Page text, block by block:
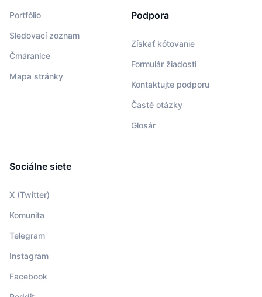
Portfólio
Sledovací zoznam
Čmáranice
Mapa stránky
Podpora
Získať kótovanie
Formulár žiadosti
Kontaktujte podporu
Časté otázky
Glosár
Sociálne siete
X (Twitter)
Komunita
Telegram
Instagram
Facebook